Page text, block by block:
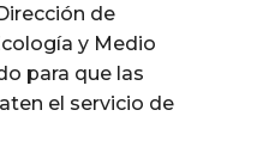
de
y Medio
para que las
el servicio de